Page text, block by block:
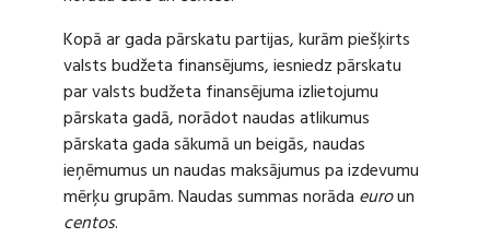
Kopā ar gada pārskatu partijas, kurām piešķirts
valsts budžeta finansējums, iesniedz pārskatu
par valsts budžeta finansējuma izlietojumu
pārskata gadā, norādot naudas atlikumus
pārskata gada sākumā un beigās, naudas
ieņēmumus un naudas maksājumus pa izdevumu
mērķu grupām. Naudas summas norāda euroun
centos.